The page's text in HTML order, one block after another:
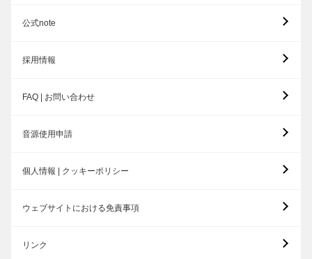
公式note
採用情報
FAQ | お問い合わせ
音源使用申請
個人情報 | クッキーポリシー
ウェブサイトにおける免責事項
リンク